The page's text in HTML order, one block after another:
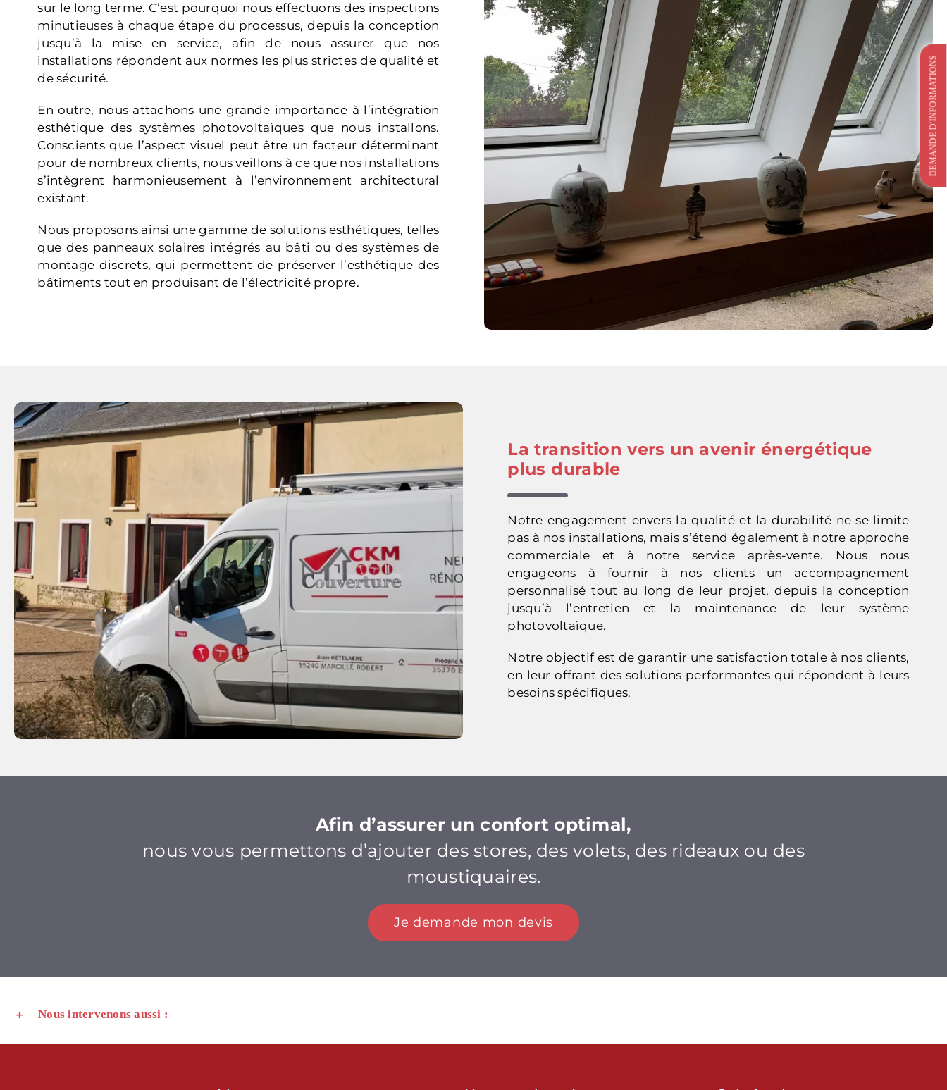
sur le long terme. C’est pourquoi nous effectuons des inspections
minutieuses à chaque étape du processus, depuis la conception
jusqu’à la mise en service, afin de nous assurer que nos
installations répondent aux normes les plus strictes de qualité et
de sécurité.
En outre, nous attachons une grande importance à l’intégration
esthétique des systèmes photovoltaïques que nous installons.
Conscients que l’aspect visuel peut être un facteur déterminant
pour de nombreux clients, nous veillons à ce que nos installations
s’intègrent harmonieusement à l’environnement architectural
existant.
Nous proposons ainsi une gamme de solutions esthétiques, telles
que des panneaux solaires intégrés au bâti ou des systèmes de
montage discrets, qui permettent de préserver l’esthétique des
bâtiments tout en produisant de l’électricité propre.
La transition vers un avenir énergétique
plus durable
Notre engagement envers la qualité et la durabilité ne se limite
pas à nos installations, mais s’étend également à notre approche
commerciale et à notre service après-vente. Nous nous
engageons à fournir à nos clients un accompagnement
personnalisé tout au long de leur projet, depuis la conception
jusqu’à l’entretien et la maintenance de leur système
photovoltaïque.
Notre objectif est de garantir une satisfaction totale à nos clients,
en leur offrant des solutions performantes qui répondent à leurs
besoins spécifiques.
Afin d’assurer un confort optimal,
nous vous permettons d’ajouter des stores, des volets, des rideaux ou des
moustiquaires.
Je demande mon devis
Nous intervenons aussi :
DEMANDE D'INFORMATIONS